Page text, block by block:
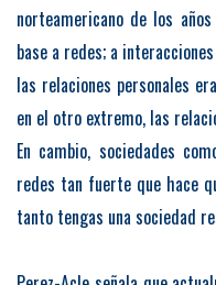
norteamericano de los
base a redes; a
las relaciones personales
en el otro extremo, las
En cambio, sociedades
redes tan fuerte que hace
tanto tengas una sociedad